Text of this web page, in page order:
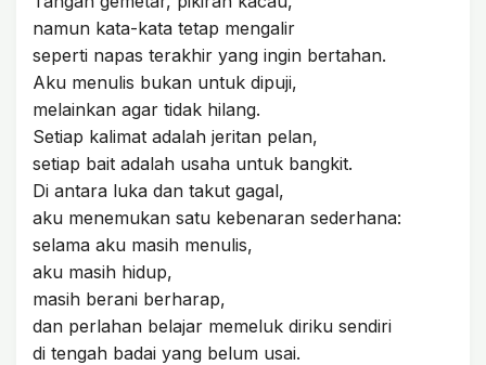
namun kata-kata tetap mengalir
seperti napas terakhir yang ingin bertahan.
Aku menulis bukan untuk dipuji,
melainkan agar tidak hilang.
Setiap kalimat adalah jeritan pelan,
setiap bait adalah usaha untuk bangkit.
Di antara luka dan takut gagal,
aku menemukan satu kebenaran sederhana:
selama aku masih menulis,
aku masih hidup,
masih berani berharap,
dan perlahan belajar memeluk diriku sendiri
di tengah badai yang belum usai.